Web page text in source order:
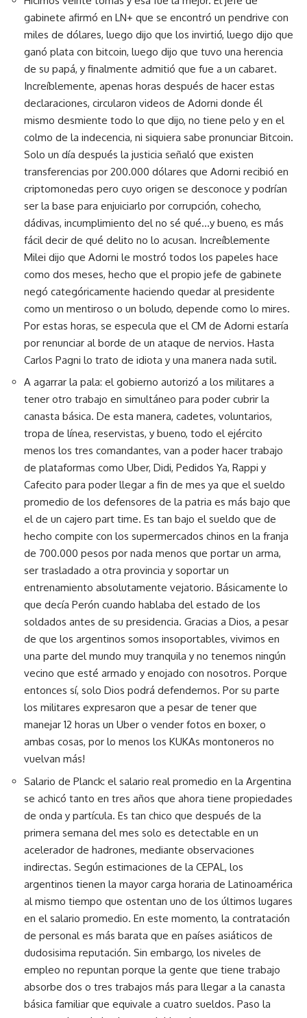
gabinete afirmó en LN+ que se encontró un pendrive con
miles de dólares, luego dijo que los invirtió, luego dijo que
ganó plata con bitcoin, luego dijo que tuvo una herencia
de su papá, y finalmente admitió que fue a un cabaret.
Increíblemente, apenas horas después de hacer estas
declaraciones, circularon videos de Adorni donde él
mismo desmiente todo lo que dijo, no tiene pelo y en el
colmo de la indecencia, ni siquiera sabe pronunciar Bitcoin.
Solo un día después la justicia señaló que existen
transferencias por 200.000 dólares que Adorni recibió en
criptomonedas pero cuyo origen se desconoce y podrían
ser la base para enjuiciarlo por corrupción, cohecho,
dádivas, incumplimiento del no sé qué…y bueno, es más
fácil decir de qué delito no lo acusan. Increíblemente
Milei dijo que Adorni le mostró todos los papeles hace
como dos meses, hecho que el propio jefe de gabinete
negó categóricamente haciendo quedar al presidente
como un mentiroso o un boludo, depende como lo mires.
Por estas horas, se especula que el CM de Adorni estaría
por renunciar al borde de un ataque de nervios. Hasta
Carlos Pagni lo trato de idiota y una manera nada sutil.
A agarrar la pala: el gobierno autorizó a los militares a
tener otro trabajo en simultáneo para poder cubrir la
canasta básica. De esta manera, cadetes, voluntarios,
tropa de línea, reservistas, y bueno, todo el ejército
menos los tres comandantes, van a poder hacer trabajo
de plataformas como Uber, Didi, Pedidos Ya, Rappi y
Cafecito para poder llegar a fin de mes ya que el sueldo
promedio de los defensores de la patria es más bajo que
el de un cajero part time. Es tan bajo el sueldo que de
hecho compite con los supermercados chinos en la franja
de 700.000 pesos por nada menos que portar un arma,
ser trasladado a otra provincia y soportar un
entrenamiento absolutamente vejatorio. Básicamente lo
que decía Perón cuando hablaba del estado de los
soldados antes de su presidencia. Gracias a Dios, a pesar
de que los argentinos somos insoportables, vivimos en
una parte del mundo muy tranquila y no tenemos ningún
vecino que esté armado y enojado con nosotros. Porque
entonces sí, solo Dios podrá defendernos. Por su parte
los militares expresaron que a pesar de tener que
manejar 12 horas un Uber o vender fotos en boxer, o
ambas cosas, por lo menos los KUKAs montoneros no
vuelvan más!
Salario de Planck: el salario real promedio en la Argentina
se achicó tanto en tres años que ahora tiene propiedades
de onda y partícula. Es tan chico que después de la
primera semana del mes solo es detectable en un
acelerador de hadrones, mediante observaciones
indirectas. Según estimaciones de la CEPAL, los
argentinos tienen la mayor carga horaria de Latinoamérica
al mismo tiempo que ostentan uno de los últimos lugares
en el salario promedio. En este momento, la contratación
de personal es más barata que en países asiáticos de
dudosisima reputación. Sin embargo, los niveles de
empleo no repuntan porque la gente que tiene trabajo
absorbe dos o tres trabajos más para llegar a la canasta
básica familiar que equivale a cuatro sueldos. Paso la